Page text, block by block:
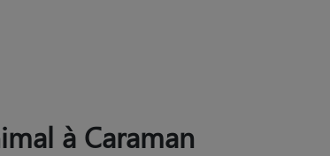
à Caraman